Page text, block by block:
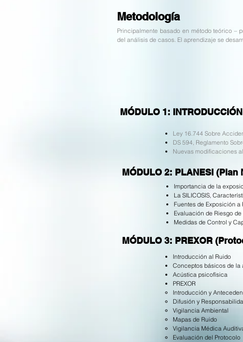
Metodología
Principalmente basado en método teórico –
del análisis de casos. El aprendizaje se
MÓDULO 1:
Ley 16.744 Sobre
DS 594, Reglamento
Nuevas modificaciones
MÓDULO 2: PLANESI
Importancia de la
La SILICOSIS,
Fuentes de Exposición a
Evaluación de Riesgo
Medidas de Control y
MÓDULO 3: PREXOR
Introducción al Ruido
Conceptos básicos de la
Acústica psicofísica
PREXOR
Introducción y
Difusión y
Vigilancia Ambiental
Mapas de Ruido
Vigilancia Médica
Evaluación del Protocolo